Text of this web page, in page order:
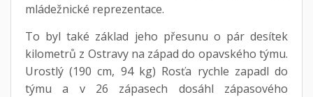
mládežnické reprezentace.
To byl také základ jeho přesunu o pár desítek
kilometrů z Ostravy na západ do opavského týmu.
Urostlý (190 cm, 94 kg) Rosťa rychle zapadl do
týmu a v 26 zápasech dosáhl zápasového